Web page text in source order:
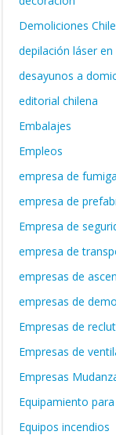
Demoliciones Chile
depilación láser
desayunos a
editorial chilena
Embalajes
Empleos
empresa de
empresa de
Empresa de
empresa de
empresas de
empresas de
Empresas de
Empresas de
Empresas
Equipamiento
Equipos incendios